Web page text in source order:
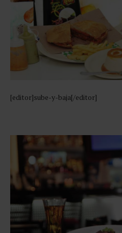
[editor]sube-y-baja[/editor]